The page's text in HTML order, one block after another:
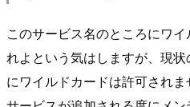
このサービス名のところにワ
れよという気はしますが、現
にワイルドカードは許可され